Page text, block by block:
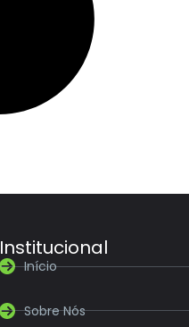
Institucional
Início
Sobre Nós